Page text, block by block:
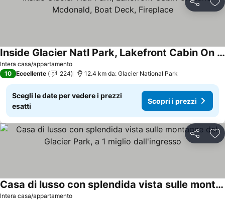
Condividi
Intera casa/appartamento
Inside Glacier Natl Park, Lakefront Cabin On Lake Mcdonald, Boat Deck, Fireplace
10 Eccellente 224 12.4 km da: Glacier National Park
Scegli le date per vedere i prezzi
esatti
Scopri i prezzi
Condividi
Intera casa/appartamento
Casa di lusso con splendida vista sulle montagne del Glacier Park, a 1 miglio dall'ingresso